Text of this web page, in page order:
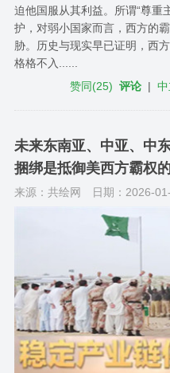
迫他国服从其利益。所谓“尊重
护，对弱小国家而言，西方的
胁。历史与现实早已证明，西
格格不入......
赞同(25) 评论 |
未来东南亚、中亚、中
捆绑是抵御美西方霸权
来源：共绘网 日期：2026-